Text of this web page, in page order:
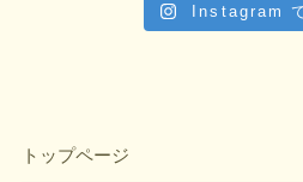
Instagram
トップページ